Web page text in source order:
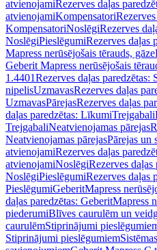
atvienojamiRezerves daļas
atvienojamiKompensatori
KompensatoriNoslēgiRezerves
NoslēgiPieslēgumiRezerves daļas
Mapress nerūsējošais tērauds, gāze
Geberit Mapress nerūsējošais
1.4401Rezerves daļas paredzētas:
nipelisUzmavasRezerves daļas
UzmavasPārejasRezerves daļas
daļas paredzētas: LīkumiTrejgabali
TrejgabaliNeatvienojamas pārejas
Neatvienojamas pārejasPārejas un
atvienojamiRezerves daļas
atvienojamiNoslēgiRezerves daļas
NoslēgiPieslēgumiRezerves daļas
PieslēgumiGeberitMapress
daļas paredzētas: GeberitMapress
piederumiBlīves caurulēm un
caurulēmStiprinājumi
Stiprinājumi pieslēgumiem